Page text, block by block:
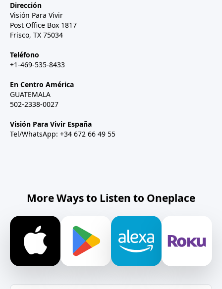
Dirección
Visión Para Vivir
Post Office Box 1817
Frisco, TX 75034
Teléfono
+1-469-535-8433
En Centro América
GUATEMALA
502-2338-0027
Visión Para Vivir España
Tel/WhatsApp: +34 672 66 49 55
More Ways to Listen to Oneplace